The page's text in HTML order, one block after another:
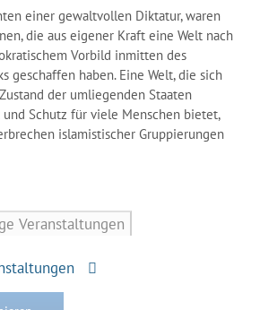
einer gewaltvollen Diktatur, waren
die aus eigener Kraft eine Welt nach
Vorbild inmitten des
geschaffen haben. Eine Welt, die sich
der umliegenden Staaten
Schutz für viele Menschen bietet,
islamistischer Gruppierungen
Veranstaltungen